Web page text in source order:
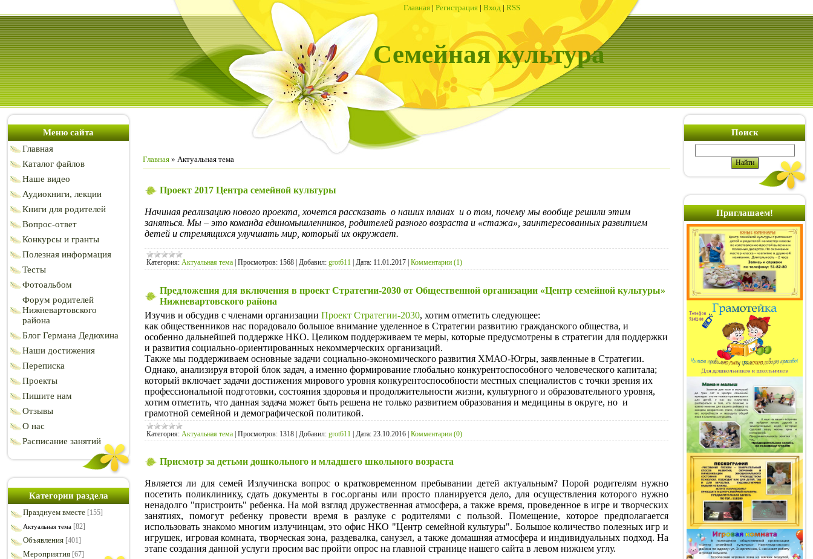
Главная | Регистрация | Вход | RSS
Семейная культура
Меню сайта
Главная
Каталог файлов
Наше видео
Аудиокниги, лекции
Книги для родителей
Вопрос-ответ
Конкурсы и гранты
Полезная информация
Тесты
Фотоальбом
Форум родителей
Нижневартовского
района
Блог Германа Дедюхина
Наши достижения
Переписка
Проекты
Пишите нам
Отзывы
О нас
Расписание занятий
Категории раздела
Празднуем вместе [155]
Актуальная тема [82]
Объявления [401]
Мероприятия [67]
Главная » Актуальная тема
Проект 2017 Центра семейной культуры
Начиная реализацию нового проекта, хочется рассказать о наших планах и о том, почему мы вообще решили этим
заняться. Мы – это команда единомышленников, родителей разного возраста и «стажа», заинтересованных развитием
детей и стремящихся улучшать мир, который их окружает.
Категория: Актуальная тема Просмотров: 1568 Добавил: grot611 Дата: 11.01.2017 Комментарии (1)
Предложения для включения в проект Стратегии-2030 от Общественной организации «Центр семейной культуры»
Нижневартовского района
Изучив и обсудив с членами организации Проект Стратегии-2030, хотим отметить следующее:
как общественников нас порадовало большое внимание уделенное в Стратегии развитию гражданского общества, и
особенно дальнейшей поддержке НКО. Целиком поддерживаем те меры, которые предусмотрены в стратегии для поддержки
и развития социально-ориентированных некоммерческих организаций.
Также мы поддерживаем основные задачи социально-экономического развития ХМАО-Югры, заявленные в Стратегии.
Однако, анализируя второй блок задач, а именно формирование глобально конкурентоспособного человеческого капитала;
который включает задачи достижения мирового уровня конкурентоспособности местных специалистов с точки зрения их
профессиональной подготовки, состояния здоровья и продолжительности жизни, культурного и образовательного уровня,
хотим отметить, что данная задача может быть решена не только развитием образования и медицины в округе, но и
грамотной семейной и демографической политикой.
Категория: Актуальная тема | Просмотров: 1318 | Добавил: grot611 | Дата: 23.10.2016 | Комментарии (0)
Присмотр за детьми дошкольного и младшего школьного возраста
Является ли для семей Излучинска вопрос о кратковременном пребывании детей актуальным? Порой родителям нужно
посетить поликлинику, сдать документы в гос.органы или просто планируется дело, для осуществления которого нужно
ненадолго "пристроить" ребенка. На мой взгляд дружественная атмосфера, а также время, проведенное в игре и творческих
занятиях, помогут ребенку провести время в разлуке с родителями с пользой. Помещение, которое предполагается
использовать знакомо многим излучинцам, это офис НКО "Центр семейной культуры". Большое количество полезных игр и
игрушек, игровая комната, творческая зона, раздевалка, санузел, а также домашняя атмосфера и индивидуальных подход. На
этапе создания данной услуги просим вас пройти опрос на главной странице нашего сайта в левом нижнем углу.
Поиск
Приглашаем!